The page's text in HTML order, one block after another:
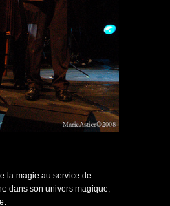
la magie au service de
dans son univers magique,